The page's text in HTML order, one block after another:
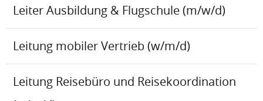
Leiter Ausbildung & Flugschule (m/w/d)
Leitung mobiler Vertrieb (w/m/d)
Leitung Reisebüro und Reisekoordination